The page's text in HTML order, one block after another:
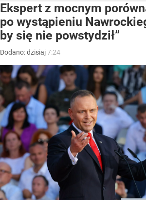
Ekspert z mocnym
po wystąpieniu
by się nie powstydził”
Dodano:dzisiaj7:24